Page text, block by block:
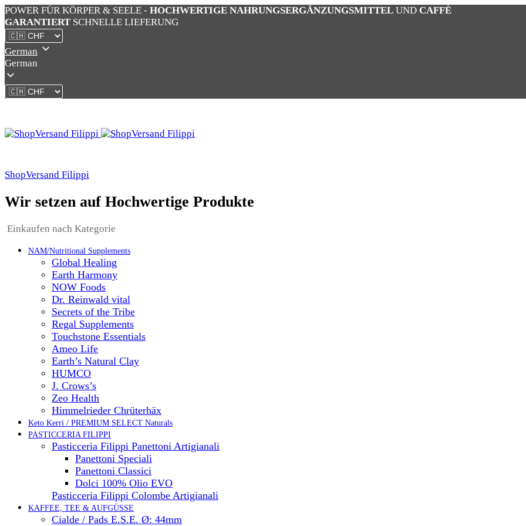
POWER FÜR KÖRPER & SEELE - HOCHWERTIGE NAHRUNGSERGÄNZUNGSMITTEL UND CAFFÈ
GARANTIERT SCHNELLE LIEFERUNG
German
German
ShopVersand Filippi
Wir setzen auf Hochwertige Produkte
Einkaufen nach Kategorie
NAM/Nutritional Supplements
Global Healing
Earth Harmony
NOW Foods
Dr. Reinwald vital
Secrets of the Tribe
Regal Supplements
Touchstone Essentials
Ameo Life
Earth’s Natural Clay
HUMCO
J. Crows’s
Zeo Health
Himmelrieder Chrüterhäx
Keto Kerri / PREMIUM SELECT Naturals
PASTICCERIA FILIPPI
Pasticceria Filippi Panettoni Artigianali
Panettoni Speciali
Panettoni Classici
Dolci 100% Olio EVO
Pasticceria Filippi Colombe Artigianali
KAFFEE, TEE & AUFGÜSSE
Cialde / Pads E.S.E. Ø: 44mm